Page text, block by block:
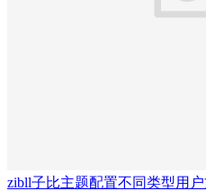
zibll子比主题配置不同类型用